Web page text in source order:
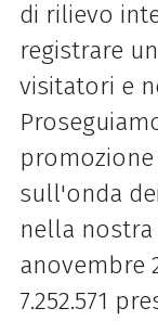
di rilievo
registrare
visitatori e
sull'onda
nella nostra
anovembre
7.252.571